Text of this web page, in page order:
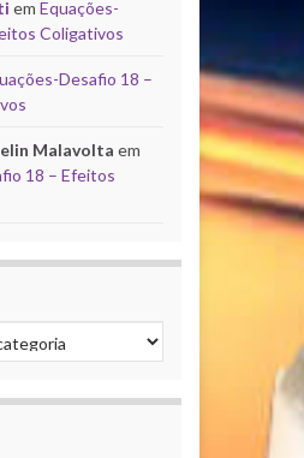
em Equações-
Coligativos
Desafio 18 –
Malavolta em
18 – Efeitos